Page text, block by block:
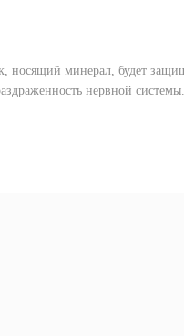
носящий минерал, будет
нервной